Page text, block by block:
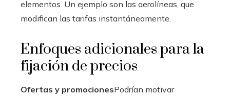
elementos. Un ejemplo son las aerolíneas, que
modifican las tarifas instantáneamente.
Enfoques adicionales para la
fijación de precios
Ofertas y promocionesPodrían motivar